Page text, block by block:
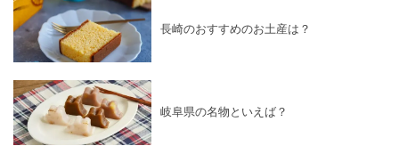
長崎のおすすめのお土産は？
岐阜県の名物といえば？